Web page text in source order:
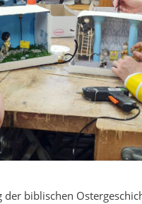
der biblischen